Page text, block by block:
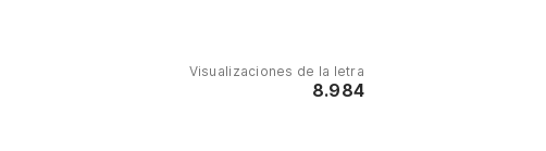
Visualizaciones de la letra
8.984